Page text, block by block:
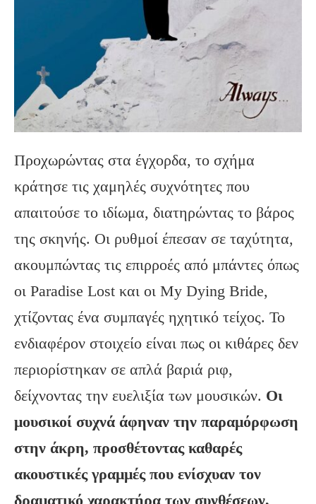
Προχωρώντας στα έγχορδα, το σχήμα
κράτησε τις χαμηλές συχνότητες που
απαιτούσε το ιδίωμα, διατηρώντας το βάρος
της σκηνής. Οι ρυθμοί έπεσαν σε ταχύτητα,
ακουμπώντας τις επιρροές από μπάντες όπως
οι Paradise Lost και οι My Dying Bride,
χτίζοντας ένα συμπαγές ηχητικό τείχος. Το
ενδιαφέρον στοιχείο είναι πως οι κιθάρες δεν
περιορίστηκαν σε απλά βαριά ριφ,
δείχνοντας την ευελιξία των μουσικών. Οι
μουσικοί συχνά άφηναν την παραμόρφωση
στην άκρη, προσθέτοντας καθαρές
ακουστικές γραμμές που ενίσχυαν τον
δραματικό χαρακτήρα των συνθέσεων,